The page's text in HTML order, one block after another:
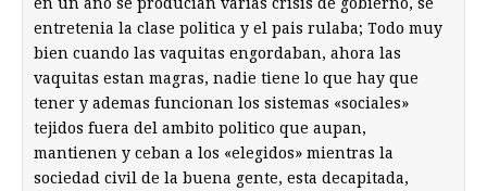
entretenia la clase politica y el pais rulaba; Todo muy
bien cuando las vaquitas engordaban, ahora las
vaquitas estan magras, nadie tiene lo que hay que
tener y ademas funcionan los sistemas «sociales»
tejidos fuera del ambito politico que aupan,
mantienen y ceban a los «elegidos» mientras la
sociedad civil de la buena gente, esta decapitada,